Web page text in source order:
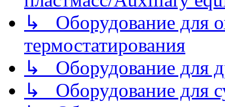
↳ Оборудование для
термостатирования
↳ Оборудование для
↳ Оборудование для